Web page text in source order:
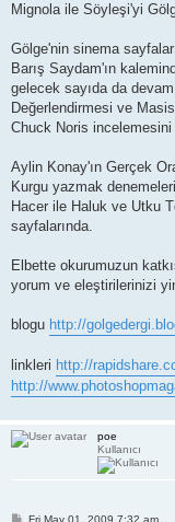
Mignola ile Söyleşi'yi
Gölge'nin sinema
Barış Saydam'ın
gelecek sayıda da
Değerlendirmesi ve
Chuck Noris
Aylin Konay'ın Gerçek
Kurgu yazmak
Hacer ile Haluk ve Utku
sayfalarında.
Elbette okurumuzun
yorum ve eleştirilerinizi
blogu http://
linkleri http://
http://
poe
Kullanıcı
PFri May 01, 2009 7:32 am